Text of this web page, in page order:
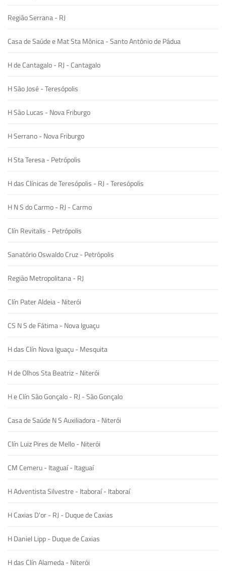
Região Serrana - RJ
Casa de Saúde e Mat Sta Mônica - Santo Antônio de Pádua
H de Cantagalo - RJ - Cantagalo
H São José - Teresópolis
H São Lucas - Nova Friburgo
H Serrano - Nova Friburgo
H Sta Teresa - Petrópolis
H das Clínicas de Teresópolis - RJ - Teresópolis
H N S do Carmo - RJ - Carmo
Clín Revitalis - Petrópolis
Sanatório Oswaldo Cruz - Petrópolis
Região Metropolitana - RJ
Clín Pater Aldeia - Niterói
CS N S de Fátima - Nova Iguaçu
H das Clín Nova Iguaçu - Mesquita
H de Olhos Sta Beatriz - Niterói
H e Clín São Gonçalo - RJ - São Gonçalo
Casa de Saúde N S Auxiliadora - Niterói
Clín Luiz Pires de Mello - Niterói
CM Cemeru - Itaguaí - Itaguaí
H Adventista Silvestre - Itaboraí - Itaboraí
H Caxias D'or - RJ - Duque de Caxias
H Daniel Lipp - Duque de Caxias
H das Clín Alameda - Niterói